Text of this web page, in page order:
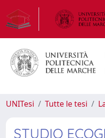
UNITesi Tutte le tesi
STUDIO